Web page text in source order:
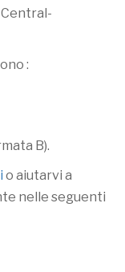
:
B).
o aiutarvi a
nelle seguenti